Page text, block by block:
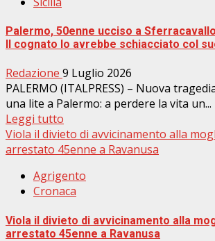
Palermo, 50enne ucciso a
Il cognato lo avrebbe schiacciato col
Redazione 9 Luglio 2026
PALERMO (ITALPRESS) – Nuova
una lite a Palermo: a perdere la vita un...
Leggi tutto
Viola il divieto di avvicinamento alla
arrestato 45enne a Ravanusa
Agrigento
Cronaca
Viola il divieto di avvicinamento alla
arrestato 45enne a Ravanusa